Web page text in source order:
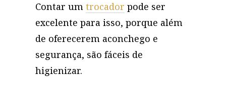
Contar um trocador pode ser
excelente para isso, porque além
de oferecerem aconchego e
segurança, são fáceis de
higienizar.